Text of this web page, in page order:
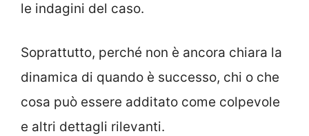
le indagini del caso.
Soprattutto, perché non è ancora chiara la
dinamica di quando è successo, chi o che
cosa può essere additato come colpevole
e altri dettagli rilevanti.